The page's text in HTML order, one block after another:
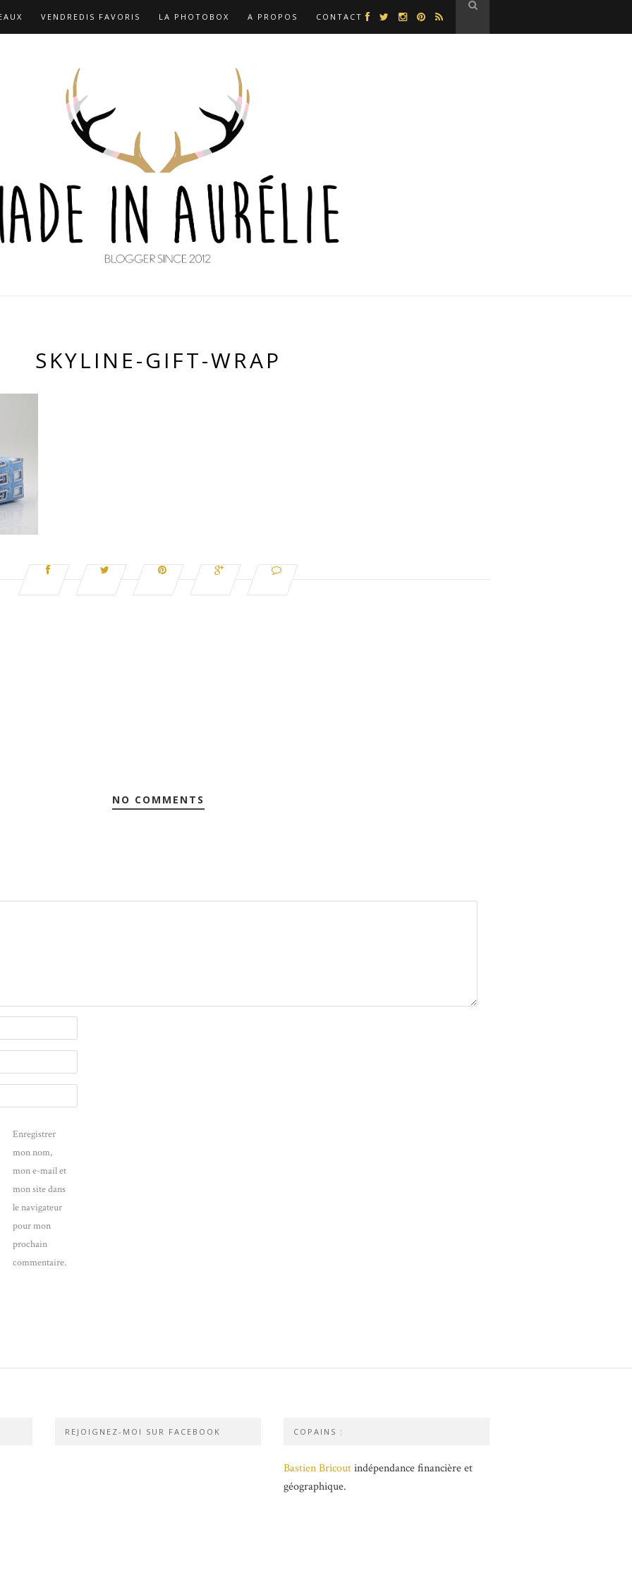
VENDREDIS FAVORIS LA PHOTOBOX A PROPOS CONTACT
SKYLINE-GIFT-WRAP
NO COMMENTS
Enregistrer
mon nom,
mon e-mail et
mon site dans
le navigateur
pour mon
prochain
commentaire.
REJOIGNEZ-MOI SUR FACEBOOK COPAINS :
Bastien Bricoutindépendance financière et
géographique.